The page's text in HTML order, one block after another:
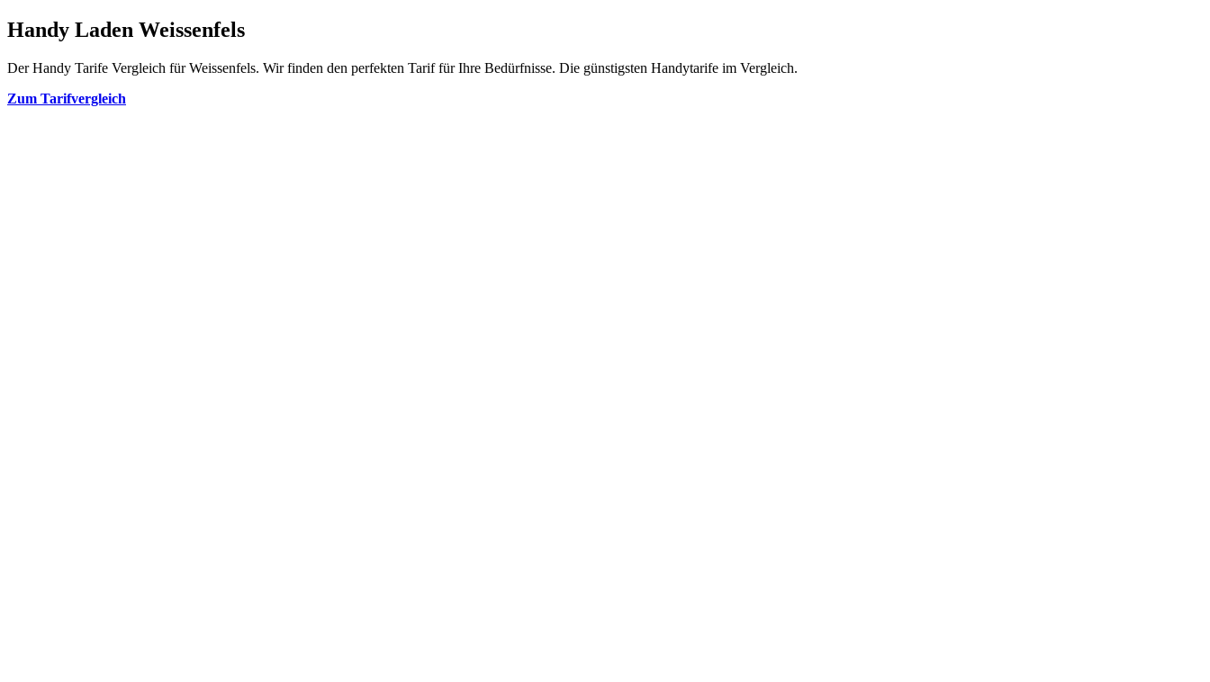
Handy Laden Weissenfels
Der Handy Tarife Vergleich für Weissenfels. Wir finden den perfekten Tarif für Ihre Bedürfnisse. Die günstigsten Handytarife im Vergleich.
Zum Tarifvergleich